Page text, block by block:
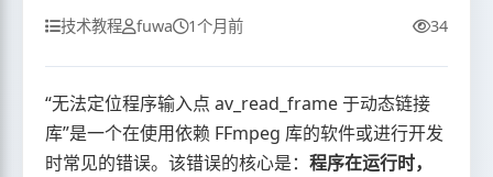
技术教程 fuwa 1个月前 34
“无法定位程序输入点 av_read_frame 于动态链接
库”是一个在使用依赖 FFmpeg 库的软件或进行开发
时常见的错误。该错误的核心是： 程序在运行时，